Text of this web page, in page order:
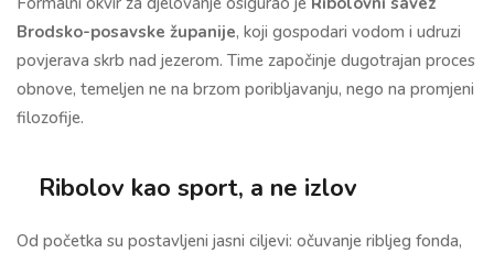
Brodsko-posavske županije, koji gospodari vodom i udruzi
povjerava skrb nad jezerom. Time započinje dugotrajan proces
obnove, temeljen ne na brzom poribljavanju, nego na promjeni
filozofije.
Ribolov kao sport, a ne izlov
Od početka su postavljeni jasni ciljevi: očuvanje ribljeg fonda,